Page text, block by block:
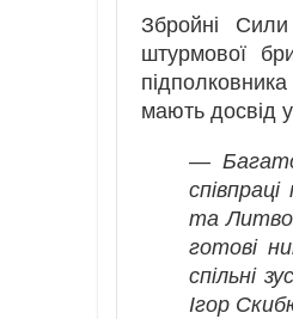
Збройні
штурмової
мають досвід
—
та
готові
спільні
Ігор